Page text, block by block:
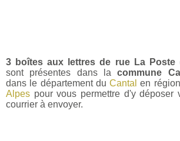
3 boîtes aux lettres de rue La Poste
sont présentes dans lacommune
dans le département duCantal en
Alpes pour vous permettre d'y déposer
courrier à envoyer.